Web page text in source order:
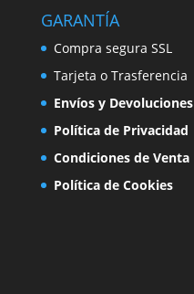
GARANTÍA
Compra segura SSL
Tarjeta o Trasferencia
Envíos y Devoluciones
Política de Privacidad
Condiciones de Venta
Política de Cookies